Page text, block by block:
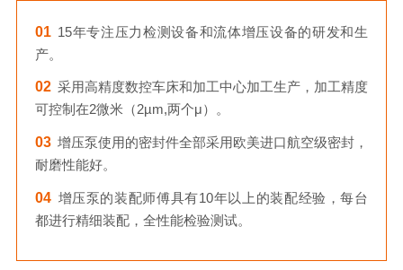
01 15年专注压力检测设备和流体增压设备的研发和生
产。
02 采用高精度数控车床和加工中心加工生产，加工精度
可控制在2微米（2µm,两个μ）。
03 增压泵使用的密封件全部采用欧美进口航空级密封，
耐磨性能好。
04 增压泵的装配师傅具有10年以上的装配经验，每台
都进行精细装配，全性能检验测试。